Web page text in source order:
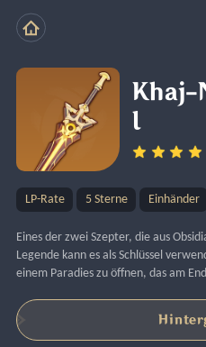
Khaj-
l
LP-Rate 5 Sterne Einhänder
Eines der zwei Szepter, die aus
Legende kann es als Schlüssel
einem Paradies zu öffnen, das am